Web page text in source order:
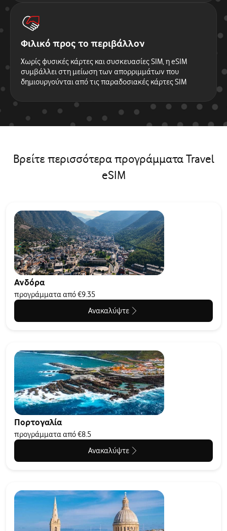
Φιλικό προς το περιβάλλον
Χωρίς φυσικές κάρτες και συσκευασίες SIM, η eSIM
συμβάλλει στη μείωση των απορριμμάτων που
δημιουργούνται από τις παραδοσιακές κάρτες SIM
Βρείτε περισσότερα προγράμματα Travel
eSIM
Ανδόρα
προγράμματα από €9.35
Ανακαλύψτε
Πορτογαλία
προγράμματα από €8.5
Ανακαλύψτε